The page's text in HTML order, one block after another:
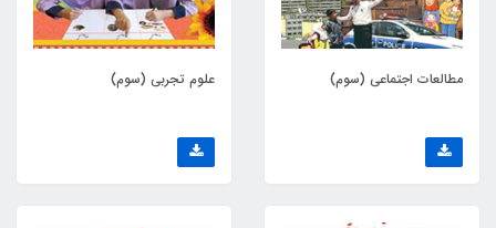
مطالعات اجتماعی (سوم) علوم تجربی (سوم)